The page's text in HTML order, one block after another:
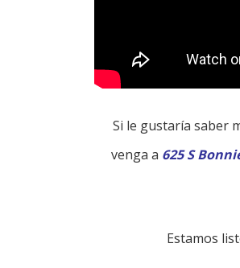
Si le gustaría saber
venga a 625 S
Estamos